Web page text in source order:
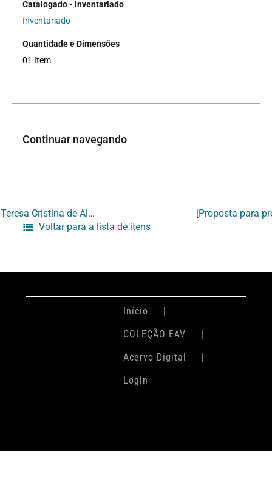
Catalogado - Inventariado
Inventariado
Quantidade e Dimensões
01 Item
Continuar navegando
[Curriculum Vitae de Teresa Cristina de Alencar Rodrigues]
Voltar para a lista de itens
Início
COLEÇÃO EAV
Acervo Digital
Login